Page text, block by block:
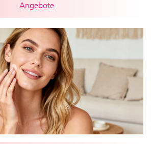
Angebote